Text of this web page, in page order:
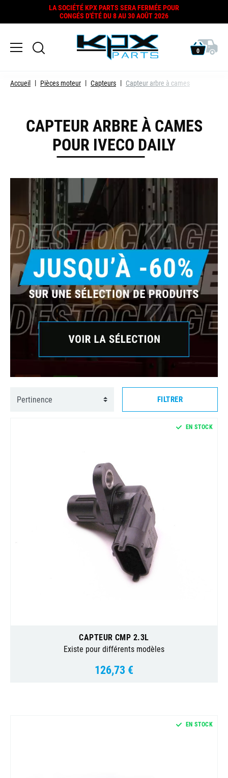
LA SOCIÉTÉ KPX PARTS SERA FERMÉE POUR
CONGÉS D'ÉTÉ DU 8 AU 30 AOÛT 2026
0
Accueil Pièces moteur Capteurs Capteur arbre à cames
CAPTEUR ARBRE À CAMES
POUR IVECO DAILY
FILTRER
CAPTEUR CMP 2.3L
Existe pour différents modèles
Prix
126,73 €
EN STOCK
EN STOCK